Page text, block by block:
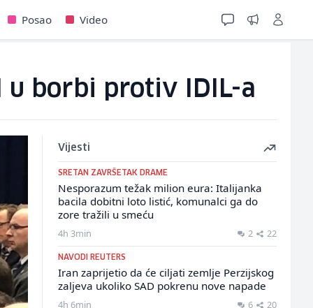
Posao Video
u borbi protiv IDIL-a
Vijesti
SRETAN ZAVRŠETAK DRAME
Nesporazum težak milion eura: Italijanka
bacila dobitni loto listić, komunalci ga do
zore tražili u smeću
4h 3min 2 22
NAVODI REUTERS
Iran zaprijetio da će ciljati zemlje Perzijskog
zaljeva ukoliko SAD pokrenu nove napade
4h 6min 6 20